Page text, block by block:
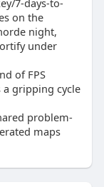
7-days-to-
on the
night,
under
of FPS
gripping cycle
problem-
maps